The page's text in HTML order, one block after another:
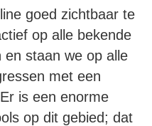
goed zichtbaar te
op alle bekende
en staan we op alle
met een
is een enorme
op dit gebied; dat